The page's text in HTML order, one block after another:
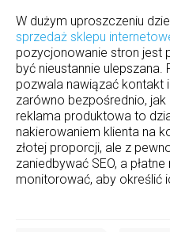
W dużym uproszczeniu
sprzedaż sklepu
pozycjonowanie stron jest
być nieustannie
pozwala nawiązać kontakt
zarówno bezpośrednio,
reklama produktowa to
nakierowaniem klienta na
złotej proporcji, ale z
zaniedbywać SEO, a
monitorować, aby określić